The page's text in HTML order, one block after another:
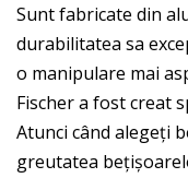
Sunt fabricate din
durabilitatea sa
o manipulare mai
Fischer a fost creat
Atunci când alegeți
greutatea